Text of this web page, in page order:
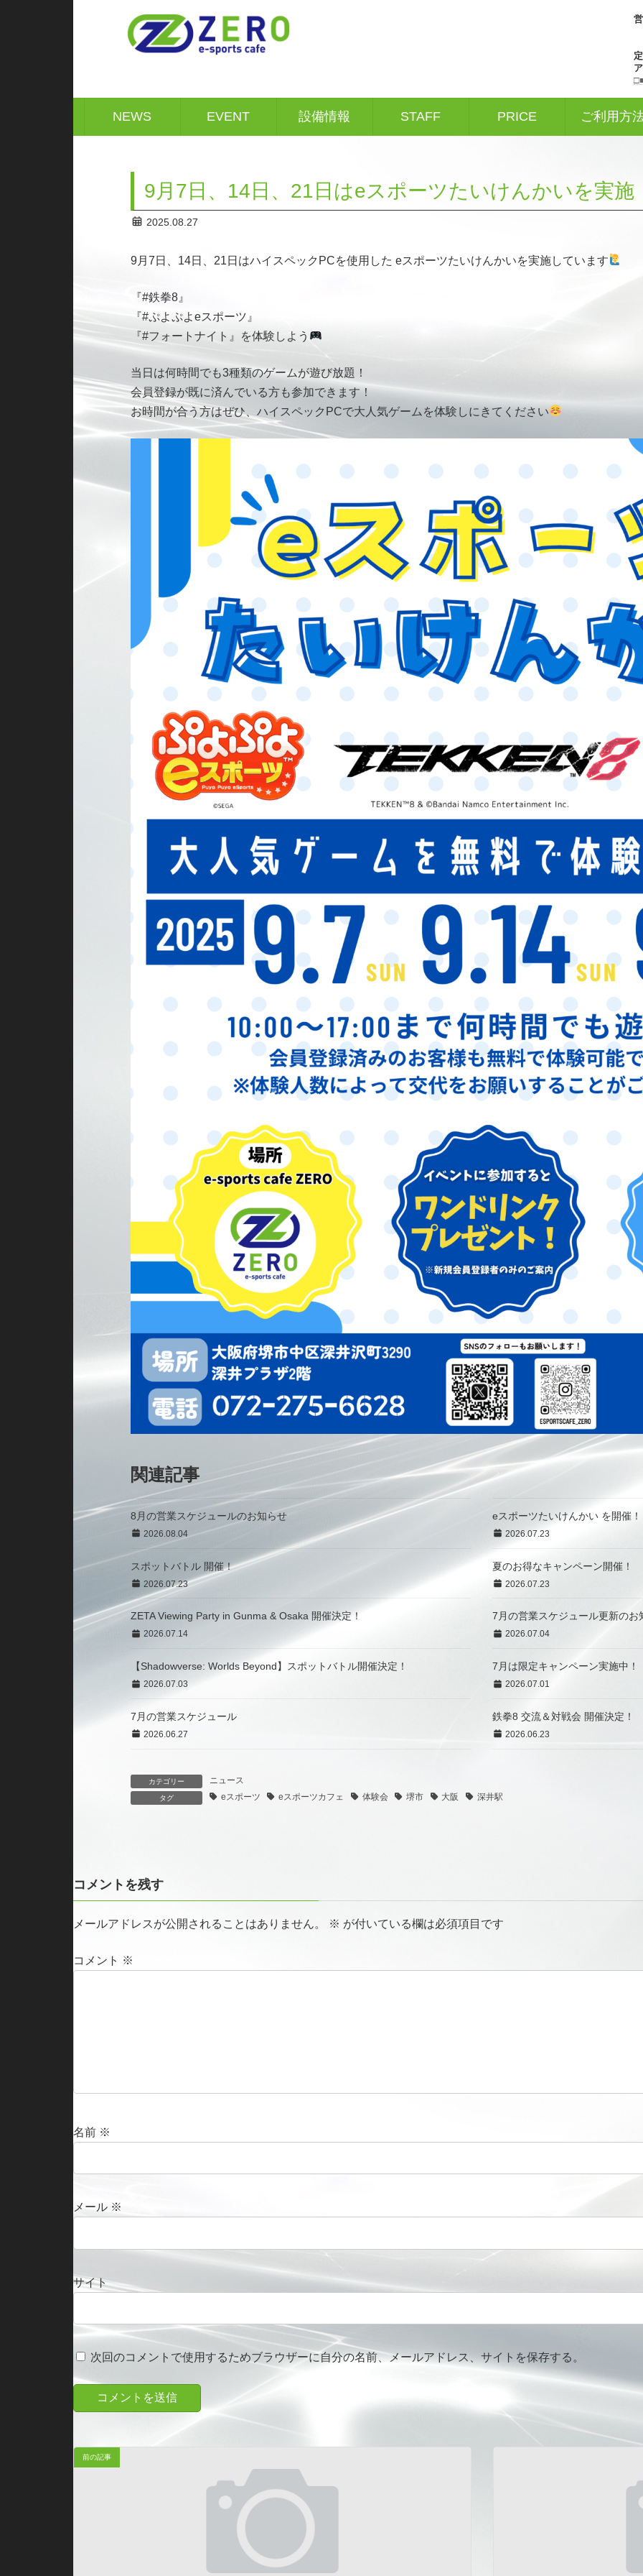
NEWS EVENT 設備情報 STAFF PRICE ご利用方
9月7日、14日、21日はeスポーツたいけんかいを実施
2025.08.27
9月7日、14日、21日はハイスペックPCを使用した eスポーツたいけんかいを実施しています
『#鉄拳8』
『#ぷよぷよeスポーツ』
『#フォートナイト』を体験しよう
当日は何時間でも3種類のゲームが遊び放題！
会員登録が既に済んでいる方も参加できます！
お時間が合う方はぜひ、ハイスペックPCで大人気ゲームを体験しにきてください
関連記事
8月の営業スケジュールのお知らせ
2026.08.04
eスポーツたいけんかい を開催！
2026.07.23
スポットバトル 開催！
2026.07.23
夏のお得なキャンペーン開催！
2026.07.23
ZETA Viewing Party in Gunma & Osaka 開催決定！
2026.07.14
7月の営業スケジュール更新のお
2026.07.04
【Shadowverse: Worlds Beyond】スポットバトル開催決定！
2026.07.03
7月は限定キャンペーン実施中！
2026.07.01
7月の営業スケジュール
2026.06.27
鉄拳8 交流＆対戦会 開催決定！
2026.06.23
カテゴリー ニュース
タグ eスポーツ eスポーツカフェ 体験会 堺市 大阪 深井駅
コメントを残す
メールアドレスが公開されることはありません。 ※ が付いている欄は必須項目です
コメント ※
名前 ※
メール ※
サイト
次回のコメントで使用するためブラウザーに自分の名前、メールアドレス、サイトを保存する。
前の記事